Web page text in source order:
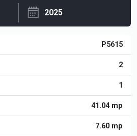
2025
P5615
2
1
41.04 mp
7.60 mp